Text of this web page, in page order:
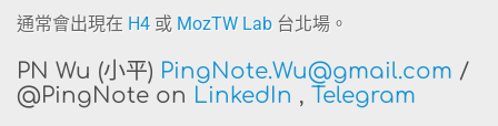
通常會出現在 H4 或 MozTW Lab 台北場。
PN Wu (小平) PingNote.Wu@gmail.com /
@PingNote on LinkedIn , Telegram